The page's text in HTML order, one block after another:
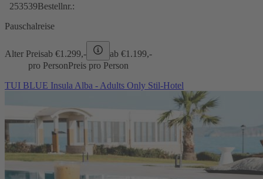
253539Bestellnr.:
Pauschalreise
Alter Preisab €1.299,- ab €1.199,-
pro PersonPreis pro Person
TUI BLUE Insula Alba - Adults Only Stil-Hotel